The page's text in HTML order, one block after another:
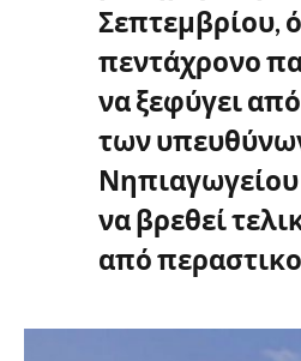
Σεπτεμβρίου,
πεντάχρονο
να ξεφύγει
των
Νηπιαγωγείου
να βρεθεί
από